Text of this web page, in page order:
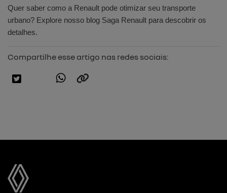
Quer saber como a Renault pode otimizar seu transporte
urbano? Explore nosso blog Saga Renault para descobrir os
detalhes.
Compartilhe esse artigo nas redes sociais: